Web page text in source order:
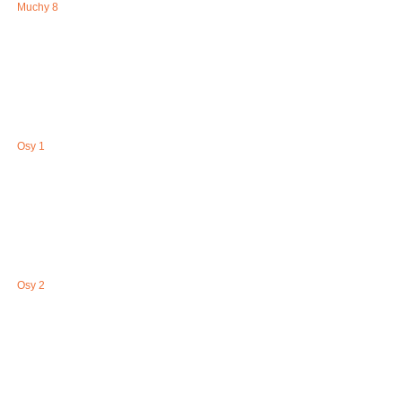
Muchy 8
Osy 1
Osy 2